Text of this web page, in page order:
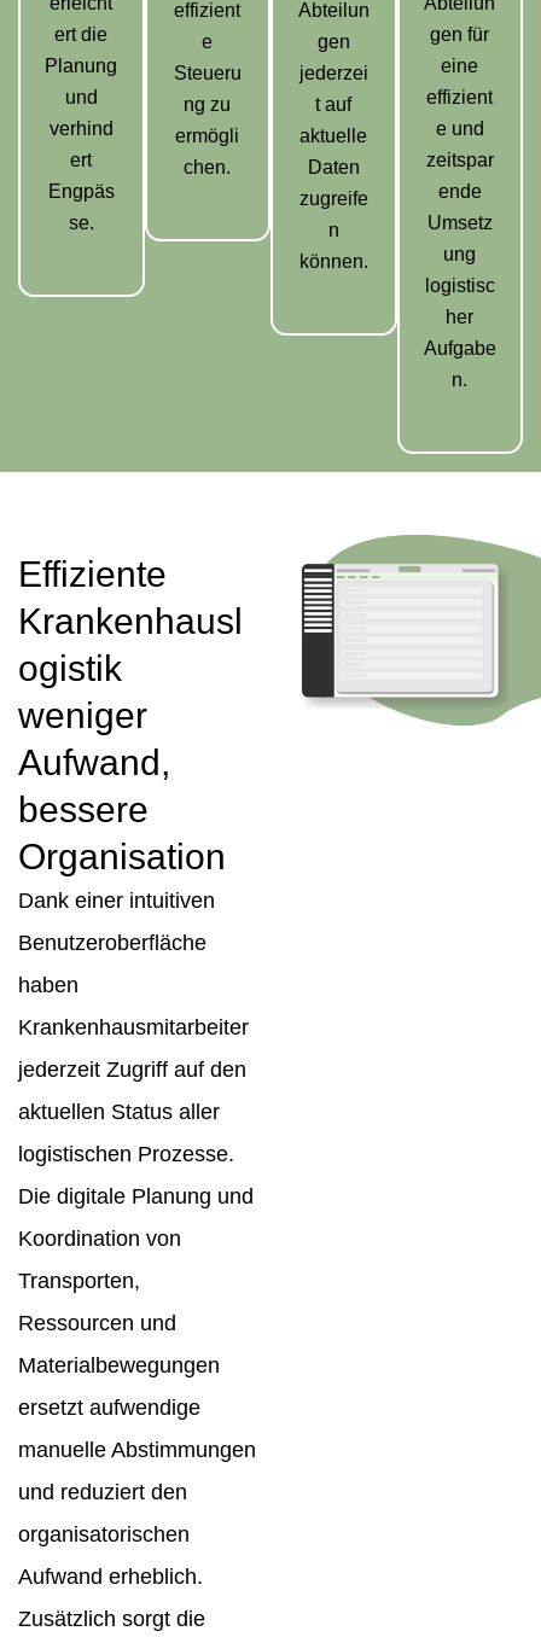
ert die
Planung
und
verhind
ert
Engpäs
se.
effizient
e
Steueru
ng zu
ermögli
chen.
Abteilun
gen
jederzei
t auf
aktuelle
Daten
zugreife
n
können.
gen für
eine
effizient
e und
zeitspar
ende
Umsetz
ung
logistisc
her
Aufgabe
n.
Effiziente
Krankenhausl
ogistik
weniger
Aufwand,
bessere
Organisation
Dank einer intuitiven
Benutzeroberfläche
haben
Krankenhausmitarbeiter
jederzeit Zugriff auf den
aktuellen Status aller
logistischen Prozesse.
Die digitale Planung und
Koordination von
Transporten,
Ressourcen und
Materialbewegungen
ersetzt aufwendige
manuelle Abstimmungen
und reduziert den
organisatorischen
Aufwand erheblich.
Zusätzlich sorgt die